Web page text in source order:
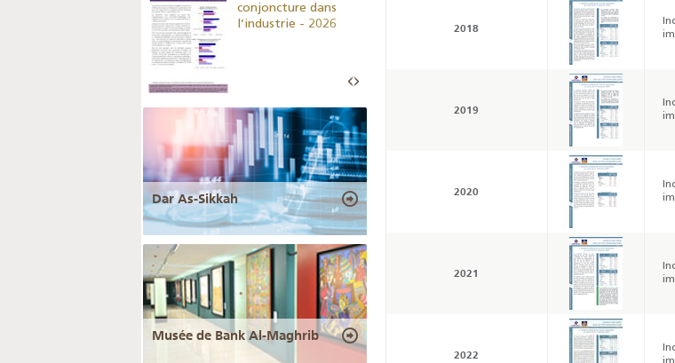
2018
2019
2020
2021
2022
conjoncture dans
l’industrie - 2026
conjoncture - 2026
Dar As-Sikkah
Musée de Bank Al-Maghrib